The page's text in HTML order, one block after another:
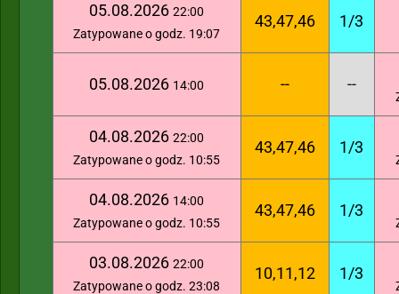
05.08.2026 22:00
Zatypowane o godz. 19:07
43,47,46 1/3
05.08.2026 14:00 -- --
04.08.2026 22:00
Zatypowane o godz. 10:55
43,47,46 1/3
04.08.2026 14:00
Zatypowane o godz. 10:55
43,47,46 1/3
03.08.2026 22:00
Zatypowane o godz. 23:08
10,11,12 1/3